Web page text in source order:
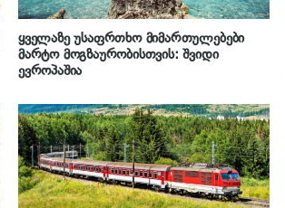
ყველაზე უსაფრთხო მიმართულებები
მარტო მოგზაურობისთვის: შვიდი
ევროპაშია